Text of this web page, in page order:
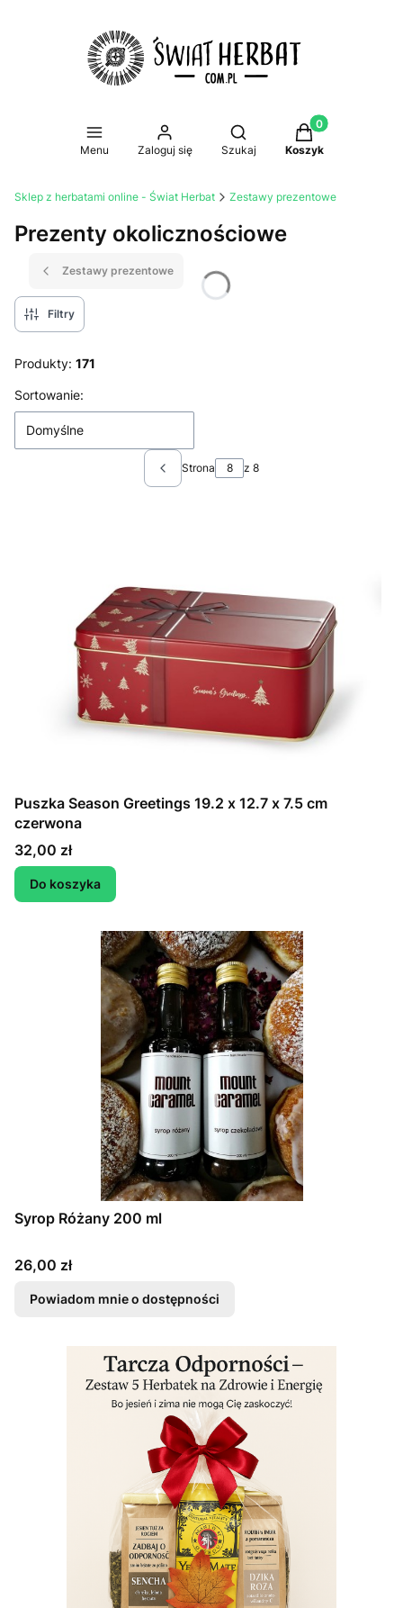
Menu Zaloguj się
Otwórz wyszukiwarkę
Szukaj
Produkty w
Koszyk
Sklep z herbatami online - Świat Herbat Zestawy prezentowe
Prezenty okolicznościowe
Zestawy prezentowe
Filtry
Produkty: 171
Lista produktów
Sortowanie:
Domyślne
Poprzednie produkty
Strona z 8
Puszka Season Greetings 19.2 x 12.7 x 7.5 cm
czerwona
Cena
32,00 zł
Do koszyka
Syrop Różany 200 ml
Cena
26,00 zł
Powiadom mnie o dostępności